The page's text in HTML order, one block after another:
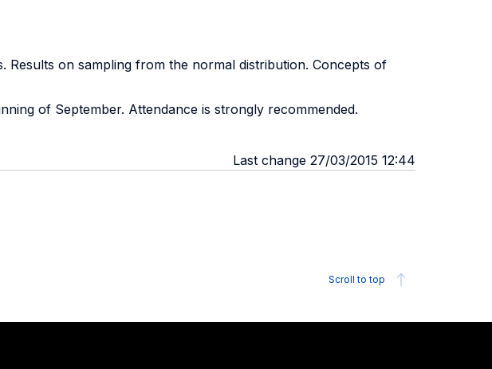
on sampling from the normal distribution. Concepts of
of September. Attendance is strongly recommended.
Last change 27/03/2015 12:44
Scroll to top